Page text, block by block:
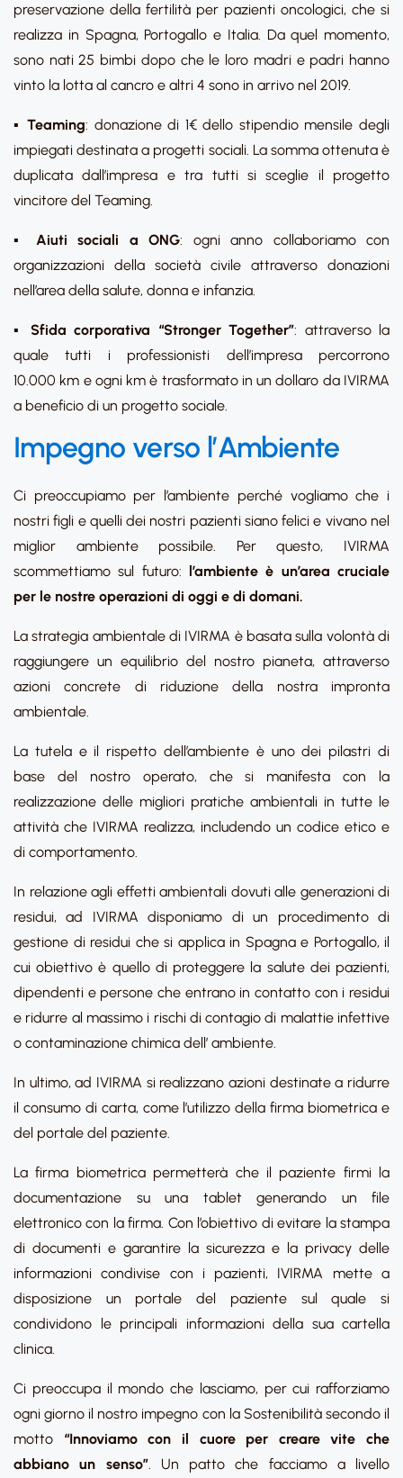
preservazione della fertilità per pazienti oncologici, che si
realizza in Spagna, Portogallo e Italia. Da quel momento,
sono nati 25 bimbi dopo che le loro madri e padri hanno
vinto la lotta al cancro e altri 4 sono in arrivo nel 2019.
▪Teaming: donazione di 1€ dello stipendio mensile degli
impiegati destinata a progetti sociali. La somma ottenuta è
duplicata dall’impresa e tra tutti si sceglie il progetto
vincitore del Teaming.
▪ Aiuti sociali a ONG: ogni anno collaboriamo con
organizzazioni della società civile attraverso donazioni
nell’area della salute, donna e infanzia.
▪ Sfida corporativa “Stronger Together”: attraverso la
quale tutti i professionisti dell’impresa percorrono
10.000 km e ogni km è trasformato in un dollaro da IVIRMA
a beneficio di un progetto sociale.
Impegno verso l’Ambiente
Ci preoccupiamo per l’ambiente perché vogliamo che i
nostri figli e quelli dei nostri pazienti siano felici e vivano nel
miglior ambiente possibile. Per questo, IVIRMA
scommettiamo sul futuro: l’ambiente è un’area cruciale
per le nostre operazioni di oggi e di domani.
La strategia ambientale di IVIRMA è basata sulla volontà di
raggiungere un equilibrio del nostro pianeta, attraverso
azioni concrete di riduzione della nostra impronta
ambientale.
La tutela e il rispetto dell’ambiente è uno dei pilastri di
base del nostro operato, che si manifesta con la
realizzazione delle migliori pratiche ambientali in tutte le
attività che IVIRMA realizza, includendo un codice etico e
di comportamento.
In relazione agli effetti ambientali dovuti alle generazioni di
residui, ad IVIRMA disponiamo di un procedimento di
gestione di residui che si applica in Spagna e Portogallo, il
cui obiettivo è quello di proteggere la salute dei pazienti,
dipendenti e persone che entrano in contatto con i residui
e ridurre al massimo i rischi di contagio di malattie infettive
o contaminazione chimica dell’ ambiente.
In ultimo, ad IVIRMA si realizzano azioni destinate a ridurre
il consumo di carta, come l’utilizzo della firma biometrica e
del portale del paziente.
La firma biometrica permetterà che il paziente firmi la
documentazione su una tablet generando un file
elettronico con la firma. Con l’obiettivo di evitare la stampa
di documenti e garantire la sicurezza e la privacy delle
informazioni condivise con i pazienti, IVIRMA mette a
disposizione un portale del paziente sul quale si
condividono le principali informazioni della sua cartella
clinica.
Ci preoccupa il mondo che lasciamo, per cui rafforziamo
ogni giorno il nostro impegno con la Sostenibilità secondo il
motto “Innoviamo con il cuore per creare vite che
abbiano un senso”. Un patto che facciamo a livello